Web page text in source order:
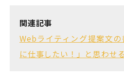
関連記事
Webライティング提案文
に仕事したい！」と思わせ